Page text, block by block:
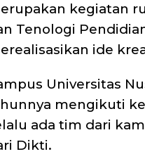
kegiatan
Tenologi
ide
Universitas
mengikuti
ada tim dari
Dikti.